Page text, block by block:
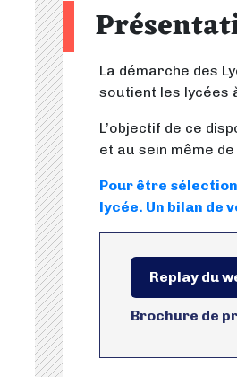
La démarche des
soutient les lycées
L’objectif de ce
et au sein même
Pour être
lycée. Un bilan de
Replay du
Brochure de